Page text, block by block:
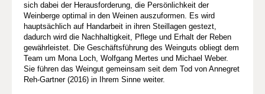
sich dabei der Herausforderung, die Persönlichkeit der
Weinberge optimal in den Weinen auszuformen. Es wird
hauptsächlich auf Handarbeit in ihren Steillagen gestezt,
dadurch wird die Nachhaltigkeit, Pflege und Erhalt der Reben
gewährleistet. Die Geschäftsführung des Weinguts obliegt dem
Team um Mona Loch, Wolfgang Mertes und Michael Weber.
Sie führen das Weingut gemeinsam seit dem Tod von Annegret
Reh-Gartner (2016) in Ihrem Sinne weiter.